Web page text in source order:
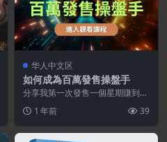
华人中文区
如何成為百萬發售操盤手
分享我第一次發售一個星期賺到超
我六小時破千萬營收...
1 年前 39